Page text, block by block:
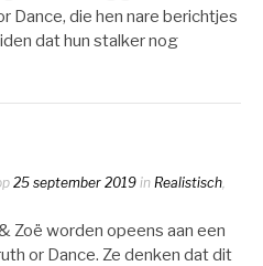
Dance, die hen nare berichtjes
dat hun stalker nog
25 september 2019 in Realistisch
Zoë worden opeens aan een
or Dance. Ze denken dat dit